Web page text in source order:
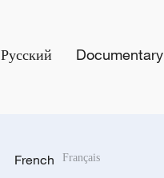
Русский Documentary
French Français